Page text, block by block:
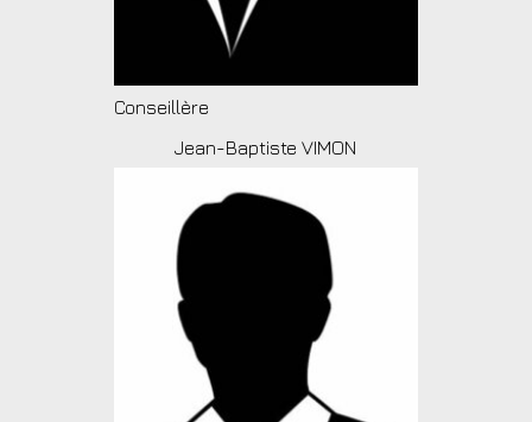
Conseillère
Jean-Baptiste VIMON